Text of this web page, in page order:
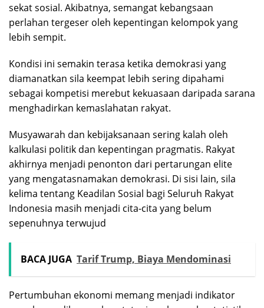
sekat sosial. Akibatnya, semangat kebangsaan
perlahan tergeser oleh kepentingan kelompok yang
lebih sempit.
Kondisi ini semakin terasa ketika demokrasi yang
diamanatkan sila keempat lebih sering dipahami
sebagai kompetisi merebut kekuasaan daripada sarana
menghadirkan kemaslahatan rakyat.
Musyawarah dan kebijaksanaan sering kalah oleh
kalkulasi politik dan kepentingan pragmatis. Rakyat
akhirnya menjadi penonton dari pertarungan elite
yang mengatasnamakan demokrasi. Di sisi lain, sila
kelima tentang Keadilan Sosial bagi Seluruh Rakyat
Indonesia masih menjadi cita-cita yang belum
sepenuhnya terwujud
BACA JUGA Tarif Trump, Biaya Mendominasi
Pertumbuhan ekonomi memang menjadi indikator